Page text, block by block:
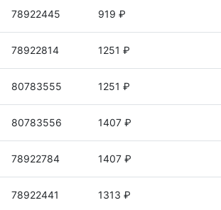
78922445 919 ₽
78922814 1251 ₽
80783555 1251 ₽
80783556 1407 ₽
78922784 1407 ₽
78922441 1313 ₽